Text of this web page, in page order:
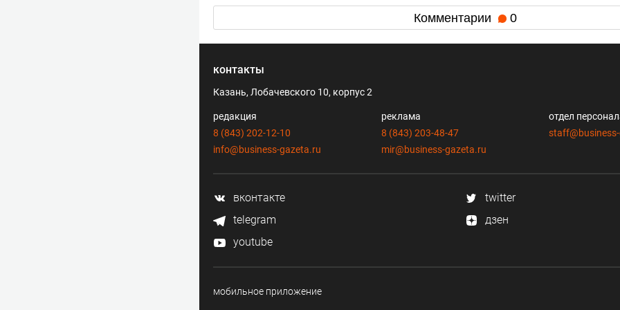
Комментарии 0
контакты
Казань, Лобачевского 10, корпус 2
редакция
8 (843) 202-12-10
info@business-gazeta.ru
реклама
8 (843) 203-48-47
mir@business-gazeta.ru
отдел
вконтакте
twitter
telegram
дзен
youtube
мобильное приложение